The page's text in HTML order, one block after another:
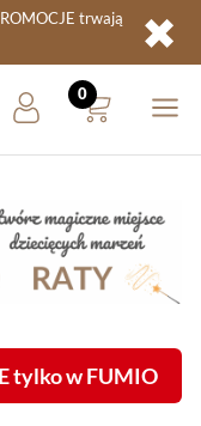
trwają
✖
tylko w FUMIO